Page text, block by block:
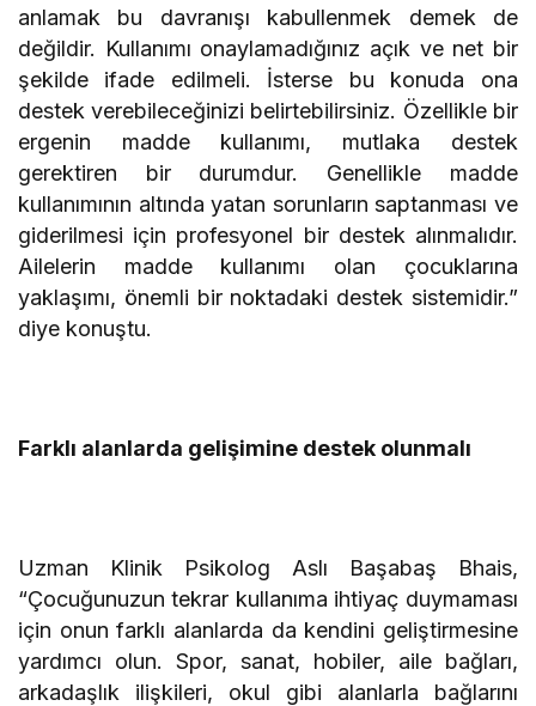
anlamak bu davranışı kabullenmek demek de
değildir. Kullanımı onaylamadığınız açık ve net bir
şekilde ifade edilmeli. İsterse bu konuda ona
destek verebileceğinizi belirtebilirsiniz. Özellikle bir
ergenin madde kullanımı, mutlaka destek
gerektiren bir durumdur. Genellikle madde
kullanımının altında yatan sorunların saptanması ve
giderilmesi için profesyonel bir destek alınmalıdır.
Ailelerin madde kullanımı olan çocuklarına
yaklaşımı, önemli bir noktadaki destek sistemidir.”
diye konuştu.
Farklı alanlarda gelişimine destek olunmalı
Uzman Klinik Psikolog Aslı Başabaş Bhais,
“Çocuğunuzun tekrar kullanıma ihtiyaç duymaması
için onun farklı alanlarda da kendini geliştirmesine
yardımcı olun. Spor, sanat, hobiler, aile bağları,
arkadaşlık ilişkileri, okul gibi alanlarla bağlarını